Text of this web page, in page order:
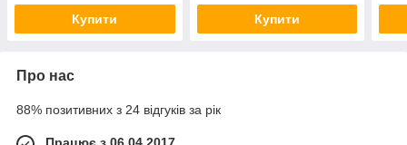
Купити Купити
Про нас
88% позитивних з 24 відгуків за рік